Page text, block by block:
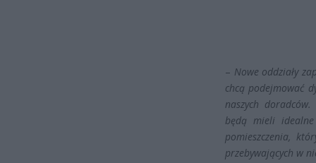
– Nowe oddziały
chcą podejmować
naszych
będą mieli
pomieszczenia,
przebywających w